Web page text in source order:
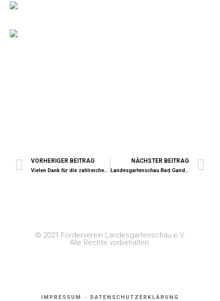
VORHERIGER BEITRAG
Vielen Dank für die zahlreichen Spenden zur Blumenampelaktion
NÄCHSTER BEITRAG
Landesgartenschau Bad Gandersheim wir waren vor Ort.
© 2021 Förderverein Landesgartenschau e.V.
Alle Rechte vorbehalten.
IMPRESSUM DATENSCHUTZERKLÄRUNG